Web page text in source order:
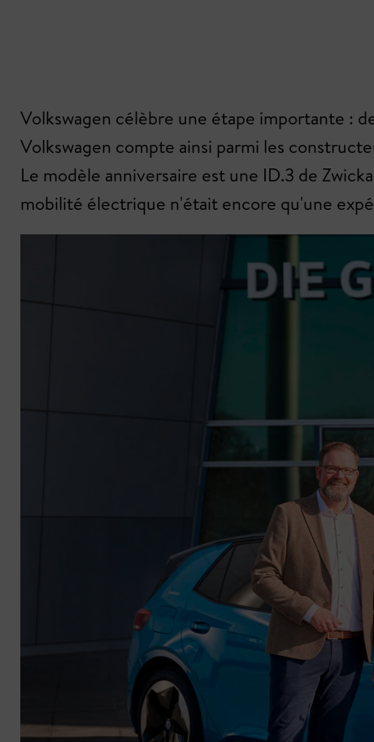
Volkswagen célèbre une étape importante :
Volkswagen compte ainsi parmi les
Le modèle anniversaire est une ID.3 de
mobilité électrique n'était encore qu'une